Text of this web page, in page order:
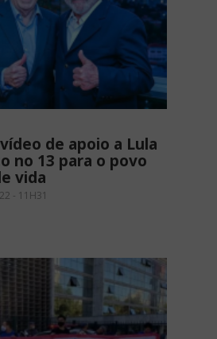
de apoio a Lula
no 13 para o povo
vida
- 11H31